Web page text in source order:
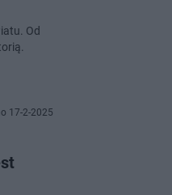
Od
17-2-2025